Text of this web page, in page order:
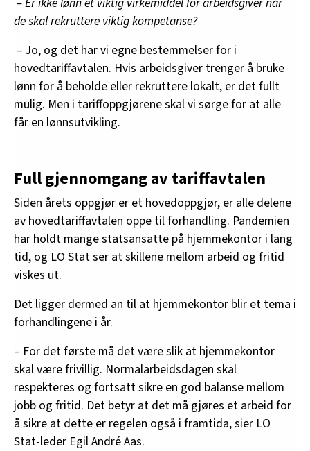
de skal rekruttere viktig kompetanse?
– Jo, og det har vi egne bestemmelser for i
hovedtariffavtalen. Hvis arbeidsgiver trenger å bruke
lønn for å beholde eller rekruttere lokalt, er det fullt
mulig. Men i tariffoppgjørene skal vi sørge for at alle
får en lønnsutvikling.
Full gjennomgang av tariffavtalen
Siden årets oppgjør er et hovedoppgjør, er alle delene
av hovedtariffavtalen oppe til forhandling. Pandemien
har holdt mange statsansatte på hjemmekontor i lang
tid, og LO Stat ser at skillene mellom arbeid og fritid
viskes ut.
Det ligger dermed an til at hjemmekontor blir et tema i
forhandlingene i år.
– For det første må det være slik at hjemmekontor
skal være frivillig. Normalarbeidsdagen skal
respekteres og fortsatt sikre en god balanse mellom
jobb og fritid. Det betyr at det må gjøres et arbeid for
å sikre at dette er regelen også i framtida, sier LO
Stat-leder Egil André Aas.